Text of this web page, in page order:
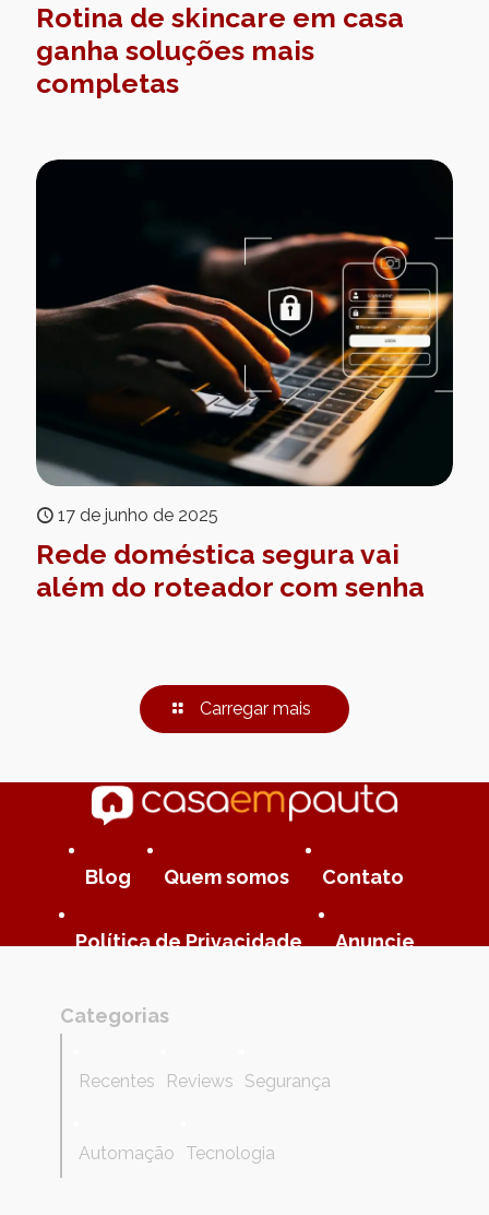
Rotina de skincare em casa
ganha soluções mais
completas
17 de junho de 2025
Rede doméstica segura vai
além do roteador com senha
Carregar mais
Blog Quem somos Contato
Política de Privacidade Anuncie
Categorias
Recentes Reviews Segurança
Automação Tecnologia